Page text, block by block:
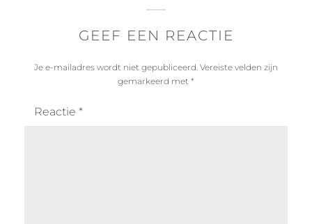
GEEF EEN REACTIE
Je e-mailadres wordt niet gepubliceerd. Vereiste velden zijn
gemarkeerd met *
Reactie *